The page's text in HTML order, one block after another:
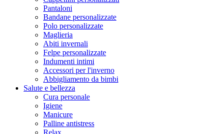
Pantaloni
Bandane personalizzate
Polo personalizzate
Maglieria
Abiti invernali
Felpe personalizzate
Indumenti intimi
Accessori per l'inverno
Abbigliamento da bimbi
Salute e bellezza
Cura personale
Igiene
Manicure
Palline antistress
Relax